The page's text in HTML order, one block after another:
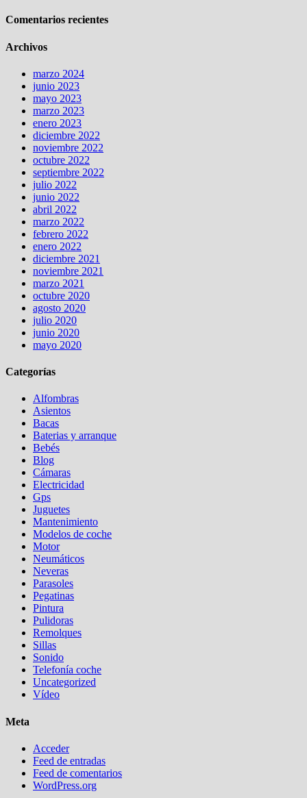
Comentarios recientes
Archivos
marzo 2024
junio 2023
mayo 2023
marzo 2023
enero 2023
diciembre 2022
noviembre 2022
octubre 2022
septiembre 2022
julio 2022
junio 2022
abril 2022
marzo 2022
febrero 2022
enero 2022
diciembre 2021
noviembre 2021
marzo 2021
octubre 2020
agosto 2020
julio 2020
junio 2020
mayo 2020
Categorías
Alfombras
Asientos
Bacas
Baterias y arranque
Bebés
Blog
Cámaras
Electricidad
Gps
Juguetes
Mantenimiento
Modelos de coche
Motor
Neumáticos
Neveras
Parasoles
Pegatinas
Pintura
Pulidoras
Remolques
Sillas
Sonido
Telefonía coche
Uncategorized
Vídeo
Meta
Acceder
Feed de entradas
Feed de comentarios
WordPress.org